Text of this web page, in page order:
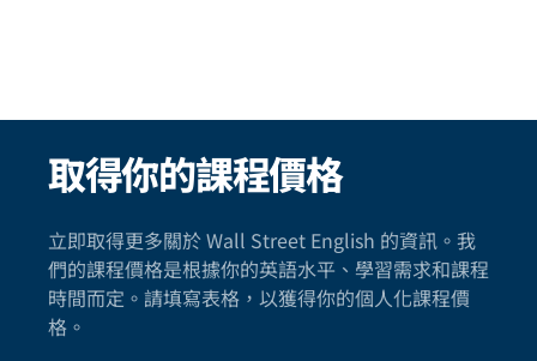
取得你的課程價格
立即取得更多關於 Wall Street English 的資訊。我
們的課程價格是根據你的英語水平、學習需求和課程
時間而定。請填寫表格，以獲得你的個人化課程價
格。